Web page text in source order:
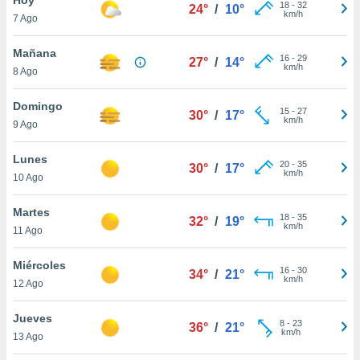
en
más
nuestra
de
cookies
aceptar
7 Ago
24° / 10° 18- 32
km/h
Mañana
8 Ago
27° / 14° 16- 29
km/h
Domingo
9 Ago
30° / 17° 15- 27
km/h
Lunes
10 Ago
30° / 17° 20- 35
km/h
Martes
11 Ago
32° / 19° 18- 35
km/h
Miércoles
12 Ago
34° / 21° 16- 30
km/h
Jueves
13 Ago
36° / 21° 8- 23
km/h